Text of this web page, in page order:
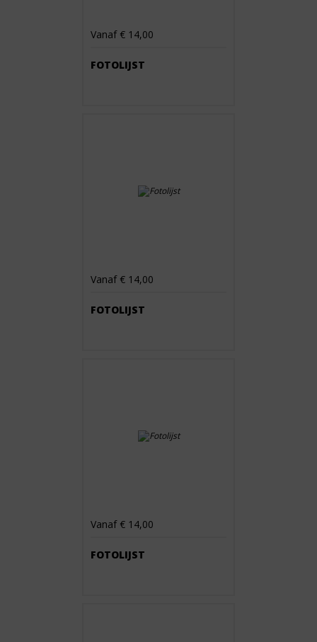
Vanaf € 14,00
FOTOLIJST
Vanaf € 14,00
FOTOLIJST
Vanaf € 14,00
FOTOLIJST